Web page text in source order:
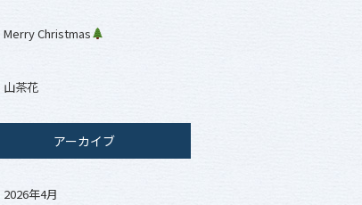
Merry Christmas
山茶花
アーカイブ
2026年4月